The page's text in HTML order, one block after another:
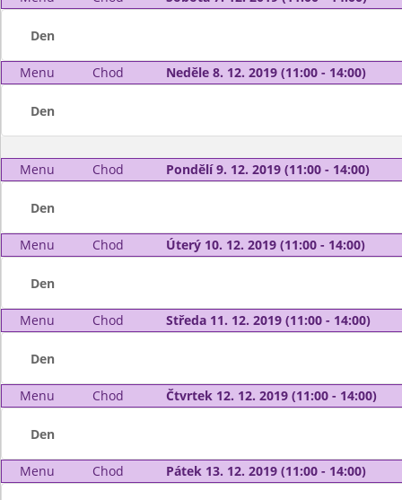
Den
Menu Chod Neděle 8. 12. 2019 (11:00 - 14:00)
Den
Menu Chod Pondělí 9. 12. 2019 (11:00 - 14:00)
Den
Menu Chod Úterý 10. 12. 2019 (11:00 - 14:00)
Den
Menu Chod Středa 11. 12. 2019 (11:00 - 14:00)
Den
Menu Chod Čtvrtek 12. 12. 2019 (11:00 - 14:00)
Den
Menu Chod Pátek 13. 12. 2019 (11:00 - 14:00)